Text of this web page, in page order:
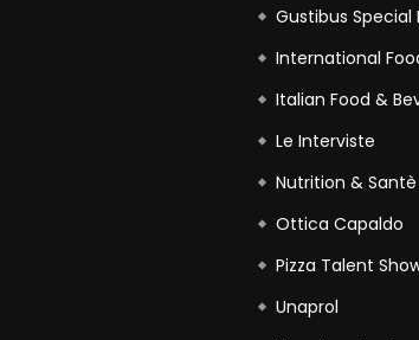
Gustibus Special
International
Italian Food &
Le Interviste
Nutrition & Santè
Ottica Capaldo
Pizza Talent
Unaprol